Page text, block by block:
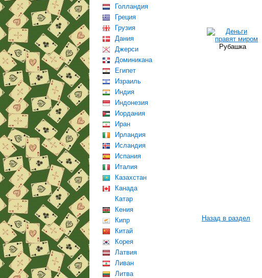
Голландия
Греция
Грузия
Дания
Джерси
Доминикана
Египет
Израиль
Индия
Индонезия
Иордания
Иран
Ирландия
Исландия
Испания
Италия
Казахстан
Канада
Катар
Кения
Кипр
Китай
Корея
Латвия
Ливан
Литва
Рубашка
Назад в раздел